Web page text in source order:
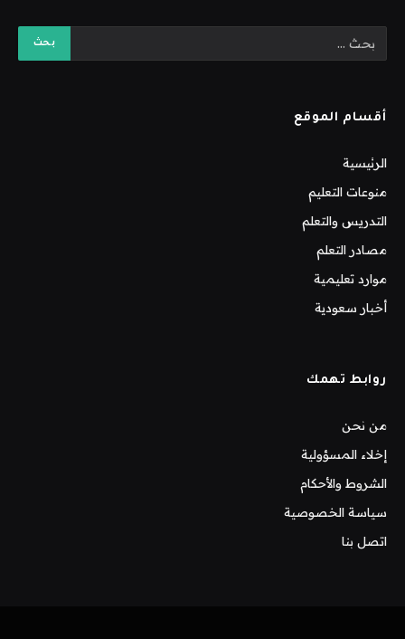
أقسام الموقع
الرئيسية
منوعات التعليم
التدريس والتعلم
مصادر التعلم
موارد تعليمية
أخبار سعودية
روابط تهمك
من نحن
إخلاء المسؤولية
الشروط والأحكام
سياسة الخصوصية
اتصل بنا